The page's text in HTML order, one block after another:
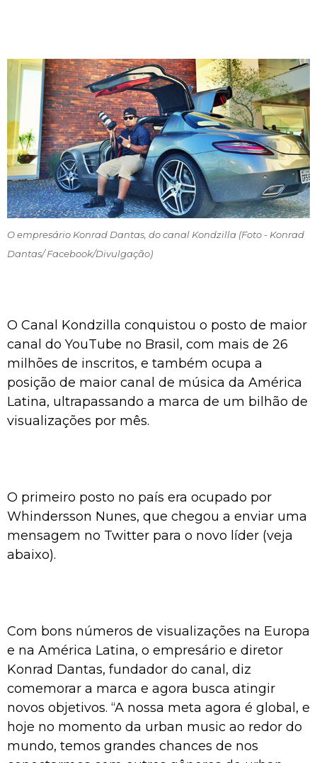
O empresário Konrad Dantas, do canal Kondzilla (Foto - Konrad
Dantas/ Facebook/Divulgação)
O Canal Kondzilla conquistou o posto de maior
canal do YouTube no Brasil, com mais de 26
milhões de inscritos, e também ocupa a
posição de maior canal de música da América
Latina, ultrapassando a marca de um bilhão de
visualizações por mês.
O primeiro posto no país era ocupado por
Whindersson Nunes, que chegou a enviar uma
mensagem no Twitter para o novo líder (veja
abaixo).
Com bons números de visualizações na Europa
e na América Latina, o empresário e diretor
Konrad Dantas, fundador do canal, diz
comemorar a marca e agora busca atingir
novos objetivos. “A nossa meta agora é global, e
hoje no momento da urban music ao redor do
mundo, temos grandes chances de nos